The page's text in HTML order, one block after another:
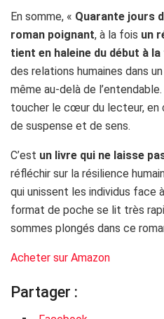
En somme, « Quarante jours
roman poignant, à la fois un
tient en haleine du début à la
des relations humaines dans
même au-delà de
toucher le cœur du lecteur, en
de suspense et de sens.
C’est un livre qui ne laisse
réfléchir sur la résilience
qui unissent les individus face
format de poche se lit très
sommes plongés dans ce
Acheter sur Amazon
Partager :